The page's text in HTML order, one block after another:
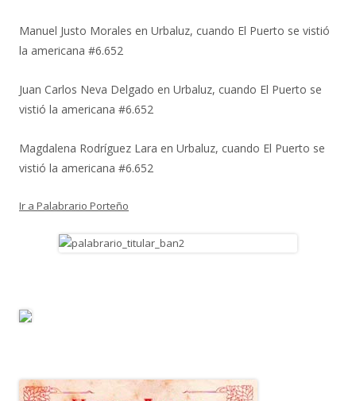
Manuel Justo Morales en Urbaluz, cuando El Puerto se vistió
la americana #6.652
Juan Carlos Neva Delgado en Urbaluz, cuando El Puerto se
vistió la americana #6.652
Magdalena Rodríguez Lara en Urbaluz, cuando El Puerto se
vistió la americana #6.652
Ir a Palabrario Porteño